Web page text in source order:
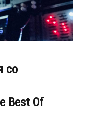
со
Best Of